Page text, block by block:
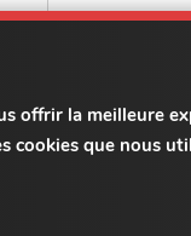
offrir la meilleure
cookies que nous